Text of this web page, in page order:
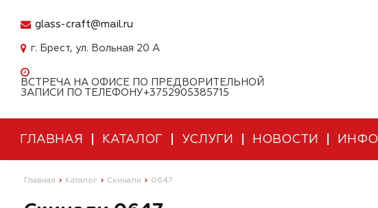
glass-craft@mail.ru
г. Брест, ул. Вольная 20 А
ВСТРЕЧА НА ОФИСЕ ПО ПРЕДВОРИТЕЛЬНОЙ
ЗАПИСИ ПО ТЕЛЕФОНУ+3752905385715
ГЛАВНАЯ КАТАЛОГ УСЛУГИ НОВОСТИ ИНФО
Главная Каталог Скинали 0647